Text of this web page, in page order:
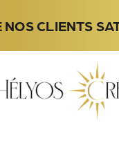
CLIENTS